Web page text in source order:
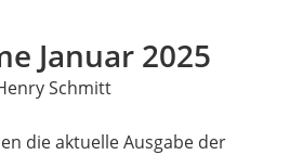
Januar 2025
Schmitt
die aktuelle Ausgabe der